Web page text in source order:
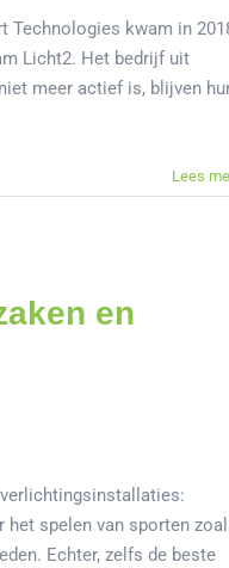
Technologies kwam in
Licht2. Het bedrijf uit
meer actief is, blijven
Lees
en
spelen van sporten
Echter, zelfs de beste